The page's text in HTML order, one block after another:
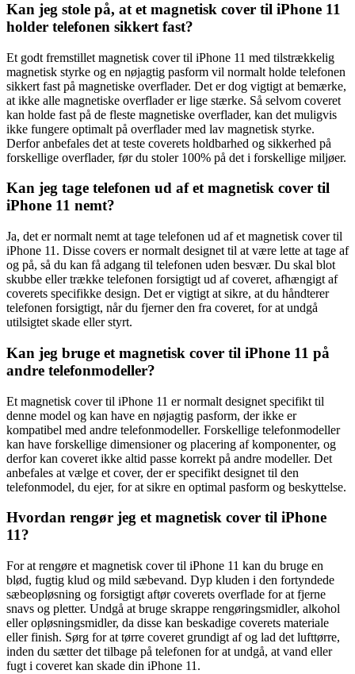
Kan jeg stole på, at et magnetisk cover til iPhone 11
holder telefonen sikkert fast?
Et godt fremstillet magnetisk cover til iPhone 11 med tilstrækkelig
magnetisk styrke og en nøjagtig pasform vil normalt holde telefonen
sikkert fast på magnetiske overflader. Det er dog vigtigt at bemærke,
at ikke alle magnetiske overflader er lige stærke. Så selvom coveret
kan holde fast på de fleste magnetiske overflader, kan det muligvis
ikke fungere optimalt på overflader med lav magnetisk styrke.
Derfor anbefales det at teste coverets holdbarhed og sikkerhed på
forskellige overflader, før du stoler 100% på det i forskellige miljøer.
Kan jeg tage telefonen ud af et magnetisk cover til
iPhone 11 nemt?
Ja, det er normalt nemt at tage telefonen ud af et magnetisk cover til
iPhone 11. Disse covers er normalt designet til at være lette at tage af
og på, så du kan få adgang til telefonen uden besvær. Du skal blot
skubbe eller trække telefonen forsigtigt ud af coveret, afhængigt af
coverets specifikke design. Det er vigtigt at sikre, at du håndterer
telefonen forsigtigt, når du fjerner den fra coveret, for at undgå
utilsigtet skade eller styrt.
Kan jeg bruge et magnetisk cover til iPhone 11 på
andre telefonmodeller?
Et magnetisk cover til iPhone 11 er normalt designet specifikt til
denne model og kan have en nøjagtig pasform, der ikke er
kompatibel med andre telefonmodeller. Forskellige telefonmodeller
kan have forskellige dimensioner og placering af komponenter, og
derfor kan coveret ikke altid passe korrekt på andre modeller. Det
anbefales at vælge et cover, der er specifikt designet til den
telefonmodel, du ejer, for at sikre en optimal pasform og beskyttelse.
Hvordan rengør jeg et magnetisk cover til iPhone
11?
For at rengøre et magnetisk cover til iPhone 11 kan du bruge en
blød, fugtig klud og mild sæbevand. Dyp kluden i den fortyndede
sæbeopløsning og forsigtigt aftør coverets overflade for at fjerne
snavs og pletter. Undgå at bruge skrappe rengøringsmidler, alkohol
eller opløsningsmidler, da disse kan beskadige coverets materiale
eller finish. Sørg for at tørre coveret grundigt af og lad det lufttørre,
inden du sætter det tilbage på telefonen for at undgå, at vand eller
fugt i coveret kan skade din iPhone 11.